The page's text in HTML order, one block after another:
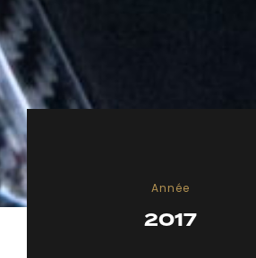
Année
2017